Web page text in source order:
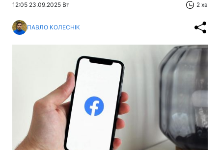
12:05 23.09.2025 Вт 2 хв
ПАВЛО КОЛЕСНІК